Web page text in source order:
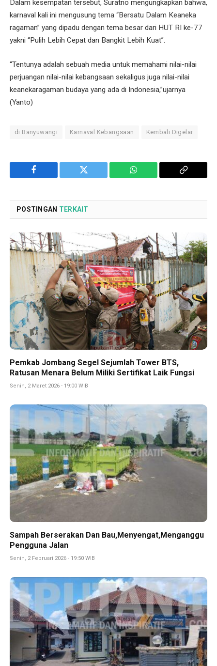
Dalam kesempatan tersebut, Suratno mengungkapkan bahwa,
karnaval kali ini mengusung tema “Bersatu Dalam Keaneka
ragaman” yang dipadu dengan tema besar dari HUT RI ke-77
yakni “Pulih Lebih Cepat dan Bangkit Lebih Kuat”.
“Tentunya adalah sebuah media untuk memahami nilai-nilai
perjuangan nilai-nilai kebangsaan sekaligus juga nilai-nilai
keanekaragaman budaya yang ada di Indonesia,”ujarnya
(Yanto)
di Banyuwangi Karnaval Kebangsaan Kembali Digelar
Facebook Twitter WhatsApp
Copy
POSTINGAN TERKAIT
Pemkab Jombang Segel Sejumlah Tower BTS,
Ratusan Menara Belum Miliki Sertifikat Laik Fungsi
Senin, 2 Maret 2026 - 19:00 WIB
Sampah Berserakan Dan Bau,Menyengat,Menganggu
Pengguna Jalan
Senin, 2 Februari 2026 - 19:50 WIB